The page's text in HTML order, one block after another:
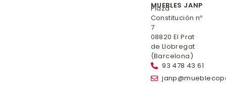
MUEBLES JANP
Plaza
Constitución nº
7
08820 El Prat
de Llobregat
(Barcelona)
93 478 43 61